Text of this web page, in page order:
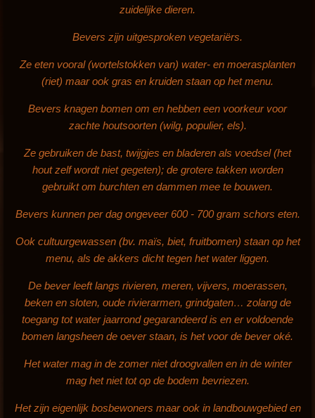
zuidelijke dieren.
Bevers zijn uitgesproken vegetariërs.
Ze eten vooral (wortelstokken van) water- en moerasplanten
(riet) maar ook gras en kruiden staan op het menu.
Bevers knagen bomen om en hebben een voorkeur voor
zachte houtsoorten (wilg, populier, els).
Ze gebruiken de bast, twijgjes en bladeren als voedsel (het
hout zelf wordt niet gegeten); de grotere takken worden
gebruikt om burchten en dammen mee te bouwen.
Bevers kunnen per dag ongeveer 600 - 700 gram schors eten.
Ook cultuurgewassen (bv. maïs, biet, fruitbomen) staan op het
menu, als de akkers dicht tegen het water liggen.
De bever leeft langs rivieren, meren, vijvers, moerassen,
beken en sloten, oude rivierarmen, grindgaten… zolang de
toegang tot water jaarrond gegarandeerd is en er voldoende
bomen langsheen de oever staan, is het voor de bever oké.
Het water mag in de zomer niet droogvallen en in de winter
mag het niet tot op de bodem bevriezen.
Het zijn eigenlijk bosbewoners maar ook in landbouwgebied en